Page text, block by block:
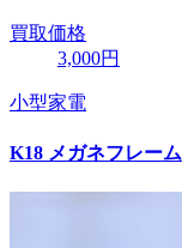
買取価格
3,000円
小型家電
K18 メガネフレーム